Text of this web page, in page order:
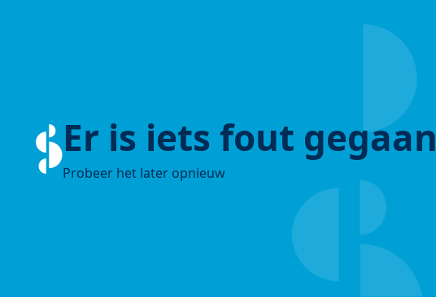
Er is iets fout gegaan
Probeer het later opnieuw